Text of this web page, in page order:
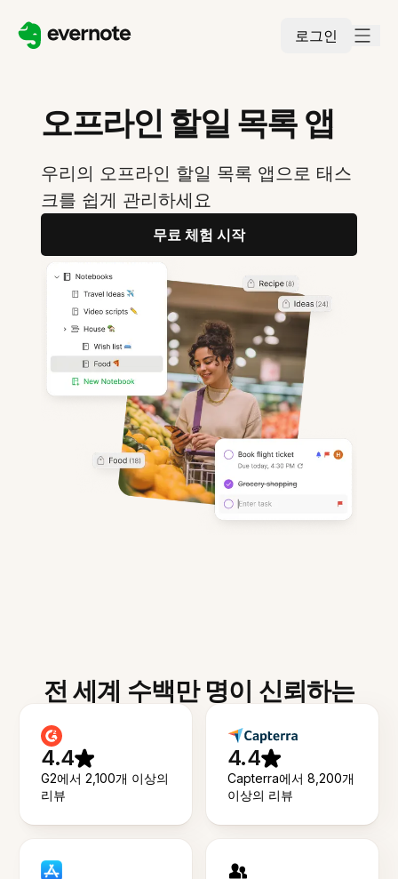
로그인
오프라인 할일 목록 앱
우리의 오프라인 할일 목록 앱으로 태스
크를 쉽게 관리하세요
무료 체험 시작
전 세계 수백만 명이 신뢰하는
4.4
G2에서 2,100개 이상의
리뷰
4.4
Capterra에서 8,200개
이상의 리뷰